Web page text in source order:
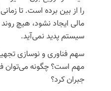
را از بین برده است. تا زمانی
مالی ایجاد نشود، هیچ
سیستمپدید نمی‌آید.
سهم فناوری و نوسازی
مهم است؟ چگونه می‌توان
جبران کرد؟